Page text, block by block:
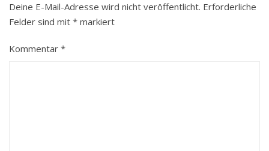
Deine E-Mail-Adresse wird nicht veröffentlicht. Erforderliche
Felder sind mit * markiert
Kommentar *